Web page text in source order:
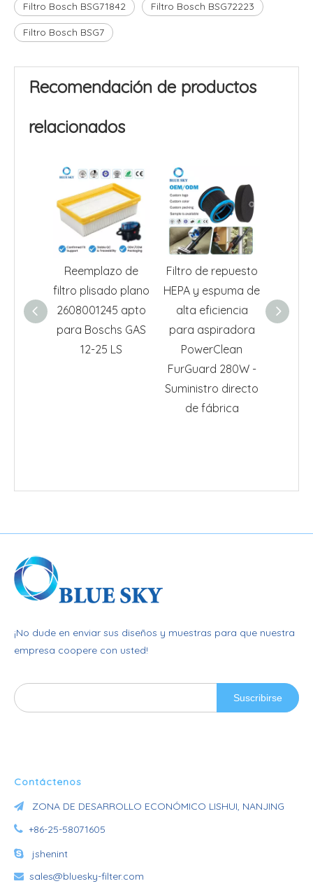
Filtro Bosch BSG71842 Filtro Bosch BSG72223
Filtro Bosch BSG7
Recomendación de productos
relacionados
Reemplazo de
filtro plisado plano
2608001245 apto
para Boschs GAS
12-25 LS
Filtro de repuesto
HEPA y espuma de
alta eficiencia
para aspiradora
PowerClean
FurGuard 280W -
Suministro directo
de fábrica
¡No dude en enviar sus diseños y muestras para que nuestra
empresa coopere con usted!
Suscribirse
Contáctenos
 ZONA DE DESARROLLO ECONÓMICO LISHUI, NANJING
 +86-25-58071605
 jshenint
 sales@bluesky-filter.com